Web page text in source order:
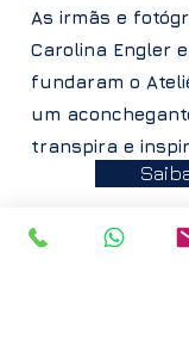
As irmãs e
Carolina Engler
fundaram o
um
transpira e
Facebook